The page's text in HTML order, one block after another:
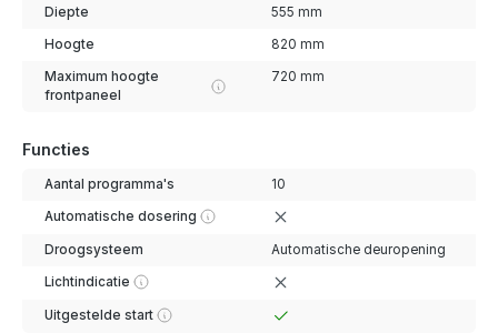
Diepte 555 mm
Hoogte 820 mm
Maximum hoogte
frontpaneel
720 mm
Functies
Aantal programma's 10
Automatische dosering
Droogsysteem Automatische deuropening
Lichtindicatie
Uitgestelde start